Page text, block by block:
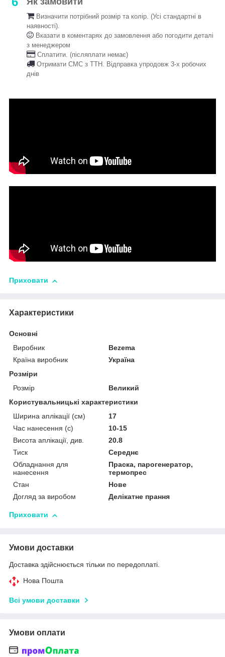
Визначити потрібний розмір та колір. (Усі стандартні в
наявності).
Вказати в коментарях до замовлення або погодити деталі
з менеджером
Сплатити. (післяплати немає)
Отримати СМС з ТТН. Відправка упродовж 3-х робочих
днів
Приховати
Характеристики
Основні
Виробник
Bezema
Країна виробник
Україна
Розміри
Розмір
Великий
Користувальницькі характеристики
Ширина аплікації (см)
17
Час нанесення (с)
10-15
Висота аплікації, див.
20.8
Тиск
Середнє
Обладнання для
нанесення
Праска, парогенератор,
термопрес
Стан
Нове
Догляд за виробом
Делікатне прання
Приховати
Умови доставки
Доставка здійснюється тільки по передоплаті.
Нова Пошта
Всі умови доставки
Умови оплати